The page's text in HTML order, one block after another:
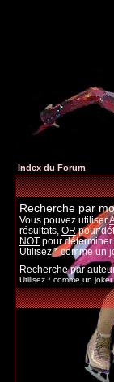
Index du Forum
Recherche par
Vous pouvez utiliser
résultats, ORpour
NOT pour
Utilisez * comme un
Recherche par
Utilisez * comme un